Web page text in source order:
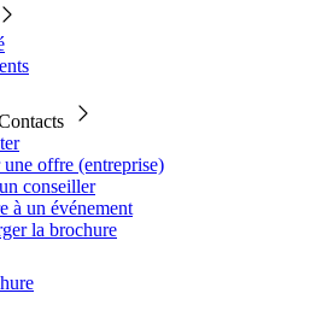
une offre (entreprise)
conseiller
à un événement
la brochure